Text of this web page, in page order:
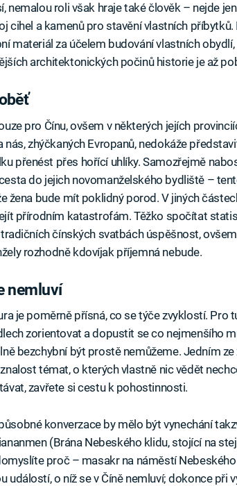
nemalou roli však hraje také člověk – nejde
cihel a kamenů pro stavění vlastních
materiál za účelem budování vlastních
architektonických počinů historie je až
pro Čínu, ovšem v některých jejích
nás, zhýčkaných Evropanů, nedokáže
přenést přes hořící uhlíky. Samozřejmě
do jejich novomanželského bydliště –
žena bude mít poklidný porod. V jiných
přírodním katastrofám. Těžko spočítat
čínských svatbách úspěšnost,
rozhodně kdovíjak příjemná nebude.
nemluví
je poměrně přísná, co se týče zvyklostí. Pro
zorientovat a dopustit se co nejmenšího
bezchybní být prostě nemůžeme. Jedním
témat, o kterých vlastně nic vědět
zavřete si cestu k pohostinnosti.
konverzace by mělo být vynechání
(Brána Nebeského klidu, stojící na
proč – masakr na náměstí
událostí, o níž se v Číně nemluví; dokonce při